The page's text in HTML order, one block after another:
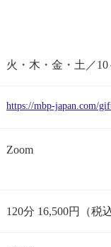
火・木・金・土／
https://mbp-japan.com/
Zoom
120分 16,500円（税込